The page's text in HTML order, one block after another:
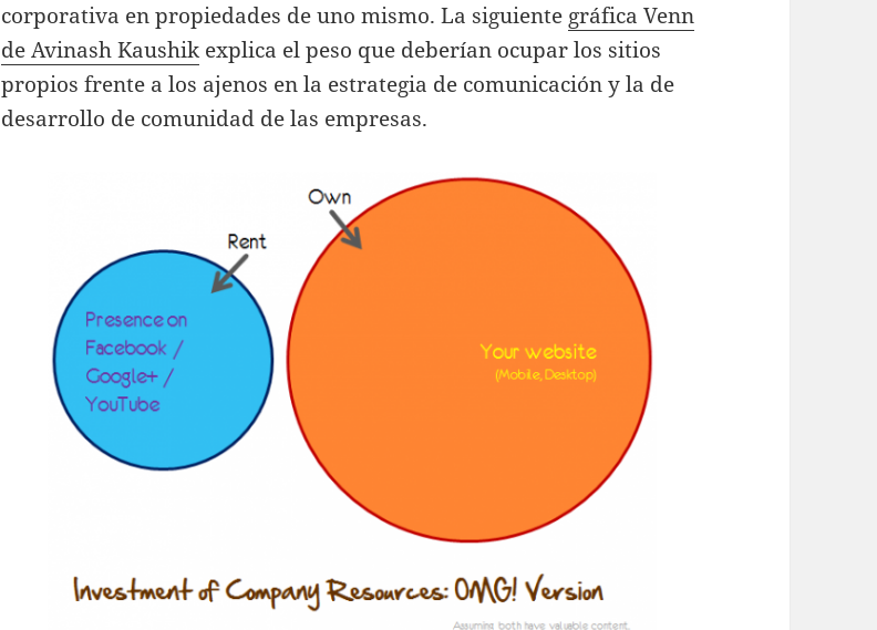
corporativa en propiedades de uno mismo. La siguiente gráfica Venn
de Avinash Kaushik explica el peso que deberían ocupar los sitios
propios frente a los ajenos en la estrategia de comunicación y la de
desarrollo de comunidad de las empresas.